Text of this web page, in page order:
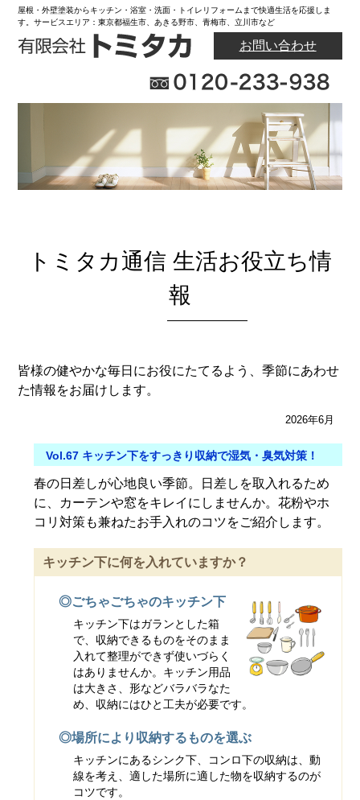
屋根・外壁塗装からキッチン・浴室・洗面・トイレリフォームまで快適生活を応援しま
す。サービスエリア：東京都福生市、あきる野市、青梅市、立川市など
お問い合わせ
トミタカ通信 生活お役立ち情
報
皆様の健やかな毎日にお役にたてるよう、季節にあわせ
た情報をお届けします。
2026年6月
Vol.67 キッチン下をすっきり収納で湿気・臭気対策！
春の日差しが心地良い季節。日差しを取入れるため
に、カーテンや窓をキレイにしませんか。花粉やホ
コリ対策も兼ねたお手入れのコツをご紹介します。
キッチン下に何を入れていますか？
◎ごちゃごちゃのキッチン下
キッチン下はガランとした箱
で、収納できるものをそのまま
入れて整理ができず使いづらく
はありませんか。キッチン用品
は大きさ、形などバラバラなた
め、収納にはひと工夫が必要です。
◎場所により収納するものを選ぶ
キッチンにあるシンク下、コンロ下の収納は、動
線を考え、適した場所に適した物を収納するのが
コツです。